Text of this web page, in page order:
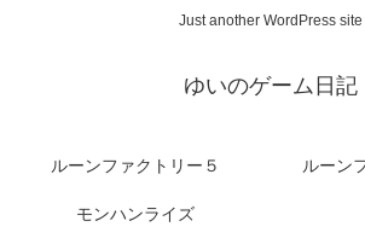
Just another WordPress site
ゆいのゲーム日記
ルーンファクトリー５ ルーン
モンハンライズ